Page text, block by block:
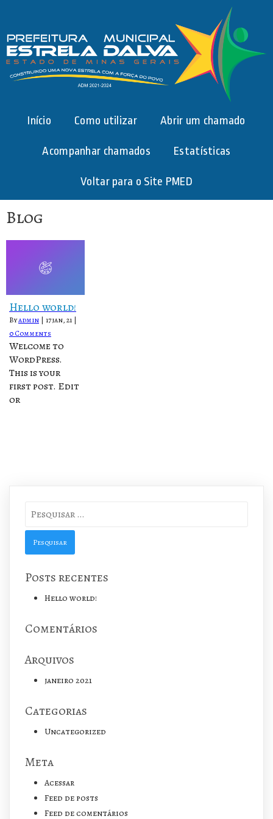
Início Como utilizar Abrir um chamado
Acompanhar chamados Estatísticas
Voltar para o Site PMED
Blog
Hello world!
Byadmin | 17jan, 21 |
0 Comments
Welcome to
WordPress.
This is your
first post. Edit
or
por:
Posts recentes
Hello world!
Comentários
Arquivos
janeiro 2021
Categorias
Uncategorized
Meta
Acessar
Feed de posts
Feed de comentários